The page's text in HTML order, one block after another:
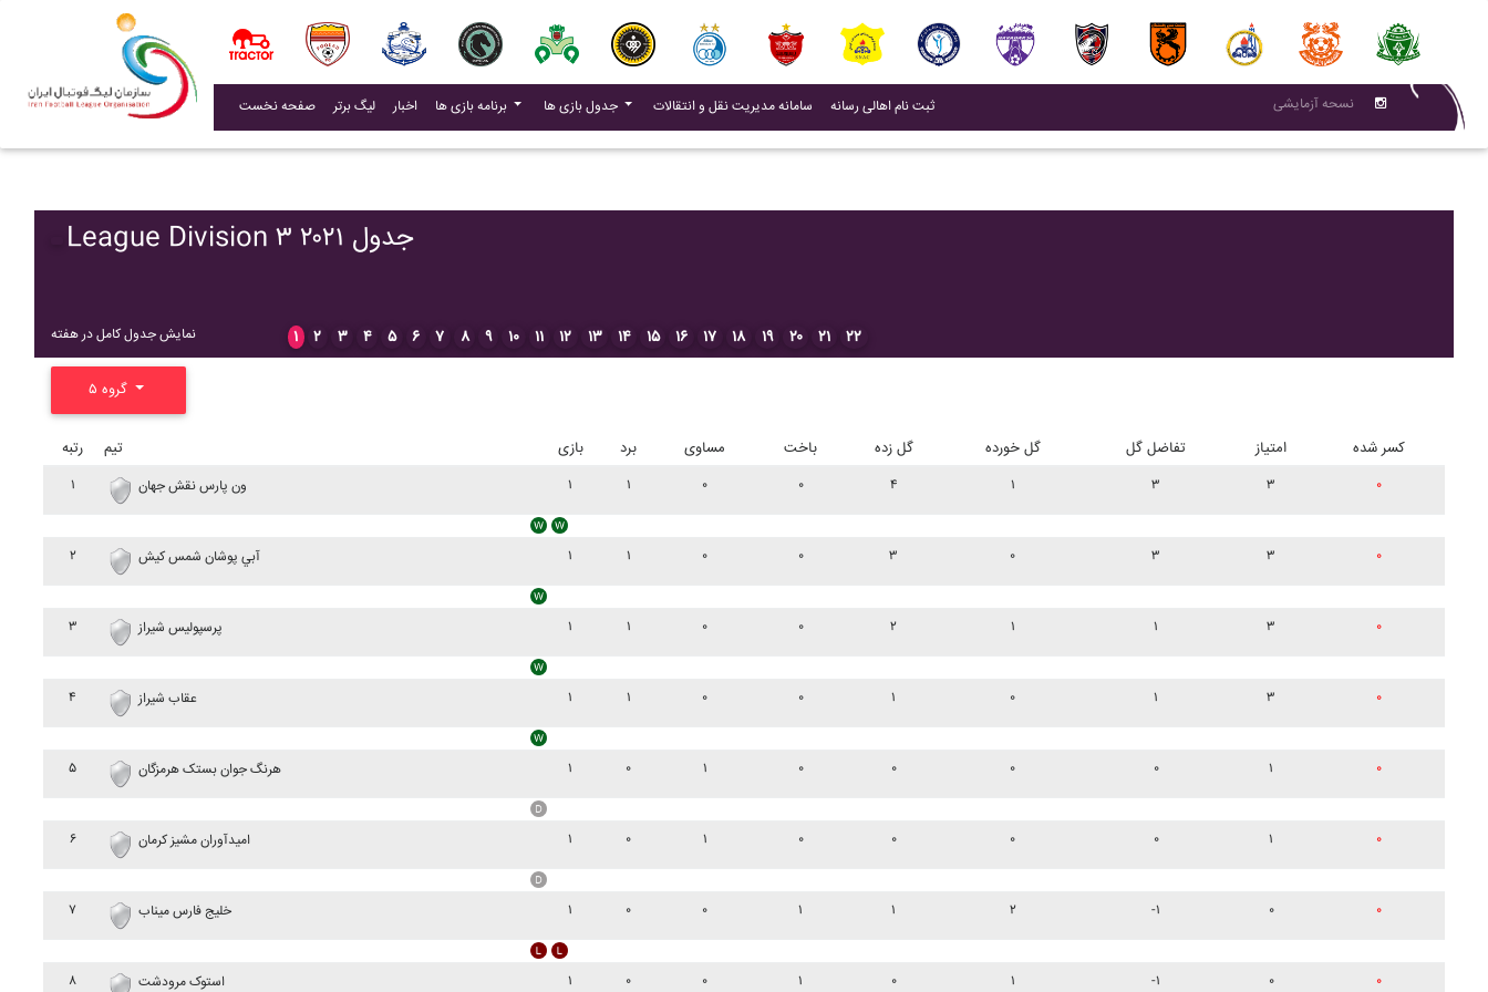
صفحه نخست لیگ برتر اخبار(current) برنامه بازی ها جدول بازی ها سامانه مدیریت نقل و انتقالات (current)
ثبت نام اهالی رسانه(current) نسحه آزمایشی
League Division ۳ ۲۰۲۱ جدول
نمایش جدول کامل در هفته ۱ ۲ ۳ ۴ ۵ ۶ ۷ ۸ ۹ ۱۰ ۱۱ ۱۲ ۱۳ ۱۴ ۱۵ ۱۶ ۱۷ ۱۸ ۱۹ ۲۰ ۲۱ ۲۲
رتبه تیم بازی برد مساوی باخت گل زده گل خورده تفاضل گل امتیاز کسر شده
۱ ون پارس نقش جهان ۱ ۱ ۰ ۰ ۴ ۱ ۳ ۳ ۰
۲ آبي پوشان شمس کيش ۱ ۱ ۰ ۰ ۳ ۰ ۳ ۳ ۰
۳ پرسپوليس شيراز ۱ ۱ ۰ ۰ ۲ ۱ ۱ ۳ ۰
۴ عقاب شيراز ۱ ۱ ۰ ۰ ۱ ۰ ۱ ۳ ۰
۵ هرنگ جوان بستک هرمزگان ۱ ۰ ۱ ۰ ۰ ۰ ۰ ۱ ۰
۶ اميدآوران مشيز کرمان ۱ ۰ ۱ ۰ ۰ ۰ ۰ ۱ ۰
۷ خليج فارس ميناب ۱ ۰ ۰ ۱ ۱ ۲ -۱ ۰ ۰
۸ استوک مرودشت ۱ ۰ ۰ ۱ ۰ ۱ -۱ ۰ ۰